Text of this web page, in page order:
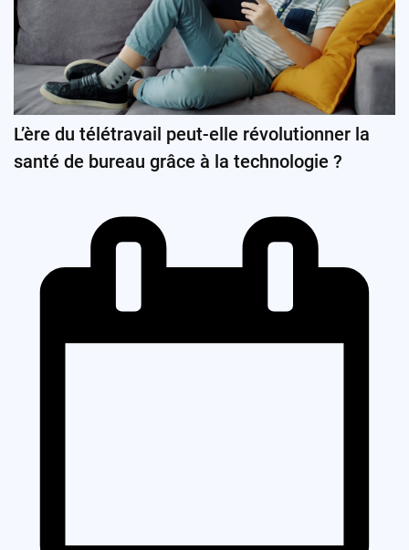
L’ère du télétravail peut-elle révolutionner la
santé de bureau grâce à la technologie ?